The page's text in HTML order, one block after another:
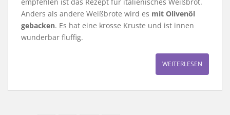
empfehlen ist das Rezept für italienisches Weißbrot.
Anders als andere Weißbrote wird es mit Olivenöl
gebacken. Es hat eine krosse Kruste und ist innen
wunderbar fluffig.
WEITERLESEN